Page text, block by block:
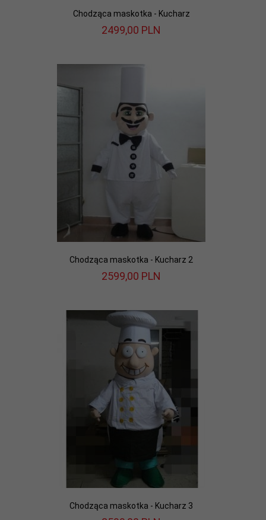
Chodząca maskotka - Kucharz
2499,00 PLN
Chodząca maskotka - Kucharz 2
2599,00 PLN
Chodząca maskotka - Kucharz 3